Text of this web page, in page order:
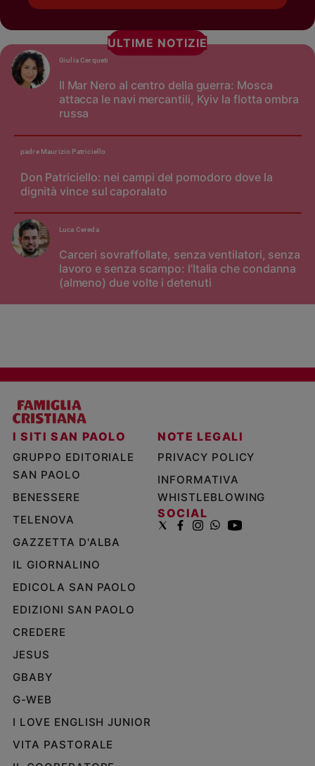
ULTIME NOTIZIE
Il Mar Nero al centro della guerra: Mosca
attacca le navi mercantili, Kyiv la flotta ombra
russa
Giulia Cerqueti
Don Patriciello: nei campi del pomodoro dove la
dignità vince sul caporalato
padre Maurizio Patriciello
Carceri sovraffollate, senza ventilatori, senza
lavoro e senza scampo: l'Italia che condanna
(almeno) due volte i detenuti
Luca Cereda
I SITI SAN PAOLO
GRUPPO EDITORIALE
SAN PAOLO
BENESSERE
TELENOVA
GAZZETTA D'ALBA
IL GIORNALINO
EDICOLA SAN PAOLO
EDIZIONI SAN PAOLO
CREDERE
JESUS
GBABY
G-WEB
I LOVE ENGLISH JUNIOR
VITA PASTORALE
NOTE LEGALI
PRIVACY POLICY
INFORMATIVA
WHISTLEBLOWING
SOCIAL